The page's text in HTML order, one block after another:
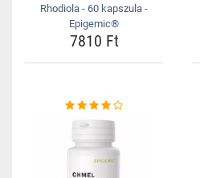
Rhodiola - 60 kapszula -
Epigemic®
7810 Ft